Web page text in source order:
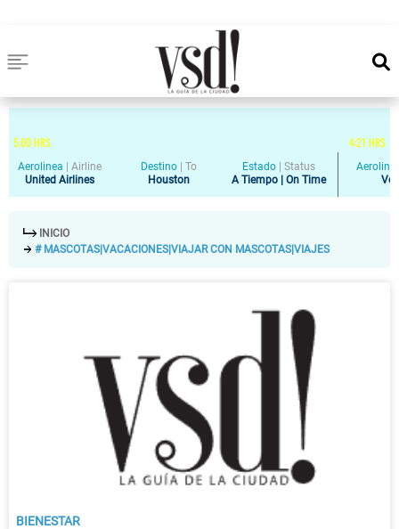
5:00HRS 4:21 HRS
Aerolinea
Airline
United Airlines
Destino
To
Houston
Estado
Status
A Tiempo | On Time
INICIO
# MASCOTAS|VACACIONES|VIAJAR CON MASCOTAS|VIAJES
BIENESTAR